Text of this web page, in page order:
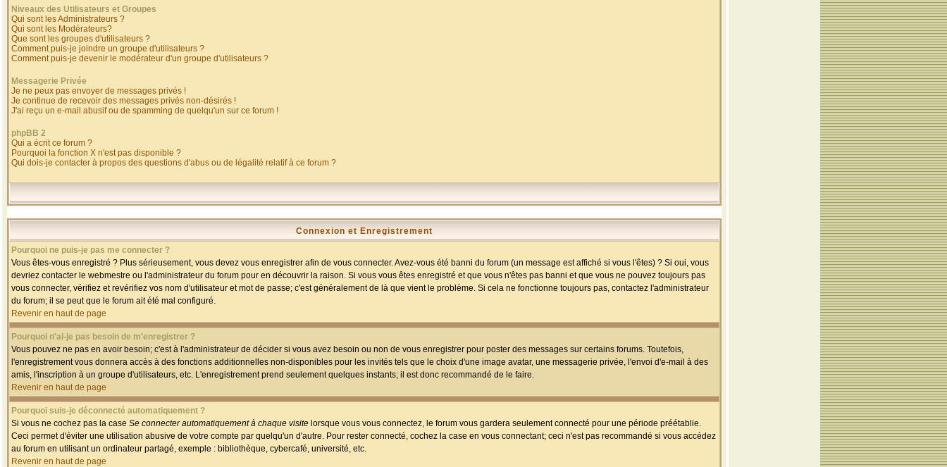
Niveaux des Utilisateurs et Groupes
Qui sont les Administrateurs ?
Qui sont les Modérateurs?
Que sont les groupes d'utilisateurs ?
Comment puis-je joindre un groupe d'utilisateurs ?
Comment puis-je devenir le modérateur d'un groupe d'utilisateurs ?
Messagerie Privée
Je ne peux pas envoyer de messages privés !
Je continue de recevoir des messages privés non-désirés !
J'ai reçu un e-mail abusif ou de spamming de quelqu'un sur ce forum !
phpBB 2
Qui a écrit ce forum ?
Pourquoi la fonction X n'est pas disponible ?
Qui dois-je contacter à propos des questions d'abus ou de légalité relatif à ce forum ?
Connexion et Enregistrement
Pourquoi ne puis-je pas me connecter ?
Vous êtes-vous enregistré ? Plus sérieusement, vous devez vous enregistrer afin de vous connecter. Avez-vous été banni du forum (un message est affiché si vous l'êtes) ? Si oui, vous
devriez contacter le webmestre ou l'administrateur du forum pour en découvrir la raison. Si vous vous êtes enregistré et que vous n'êtes pas banni et que vous ne pouvez toujours pas
vous connecter, vérifiez et revérifiez vos nom d'utilisateur et mot de passe; c'est généralement de là que vient le problème. Si cela ne fonctionne toujours pas, contactez l'administrateur
du forum; il se peut que le forum ait été mal configuré.
Revenir en haut de page
Pourquoi n'ai-je pas besoin de m'enregistrer ?
Vous pouvez ne pas en avoir besoin; c'est à l'administrateur de décider si vous avez besoin ou non de vous enregistrer pour poster des messages sur certains forums. Toutefois,
l'enregistrement vous donnera accès à des fonctions additionnelles non-disponibles pour les invités tels que le choix d'une image avatar, une messagerie privée, l'envoi d'e-mail à des
amis, l'inscription à un groupe d'utilisateurs, etc. L'enregistrement prend seulement quelques instants; il est donc recommandé de le faire.
Revenir en haut de page
Pourquoi suis-je déconnecté automatiquement ?
Si vous ne cochez pas la case Se connecter automatiquement à chaque visite lorsque vous vous connectez, le forum vous gardera seulement connecté pour une période préétablie.
Ceci permet d'éviter une utilisation abusive de votre compte par quelqu'un d'autre. Pour rester connecté, cochez la case en vous connectant; ceci n'est pas recommandé si vous accédez
au forum en utilisant un ordinateur partagé, exemple : bibliothèque, cybercafé, université, etc.
Revenir en haut de page